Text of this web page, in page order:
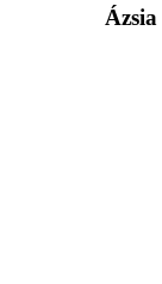
Ázsia